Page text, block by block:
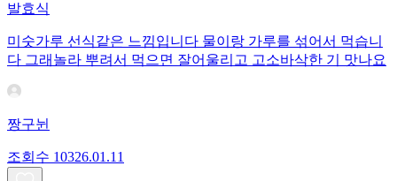
발효식
미숫가루 선식같은 느낌입니다 물이랑 가루를 섞어서 먹습니
다 그래놀라 뿌려서 먹으면 잘어울리고 고소바삭한 기 맛나요
짱구뉜
조회수 10326.01.11